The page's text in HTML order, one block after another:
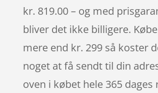
kr. 819.00 – og med
bliver det ikke billigere.
mere end kr. 299 så koster
noget at få sendt til din
oven i købet hele 365 dages